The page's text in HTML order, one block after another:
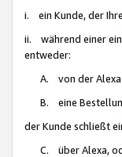
i. ein Kunde, der
ii. während einer
entweder:
A. von der Alexa
B. eine
der Kunde schließt
C. über Alexa,